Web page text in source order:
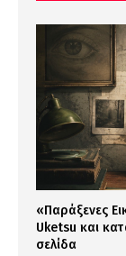
«Παράξενες
Uketsu και
σελίδα